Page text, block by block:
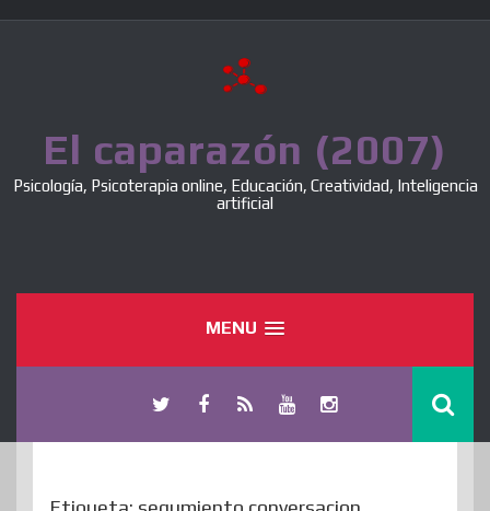
El caparazón (2007)
Psicología, Psicoterapia online, Educación, Creatividad, Inteligencia
artificial
MENU